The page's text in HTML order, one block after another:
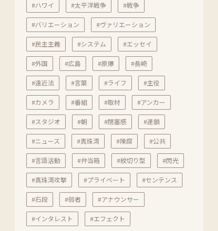
#ハワイ #太平洋戦争 #戦争
#バリエーション #ヴァリエーション
#民主主義 #システム #エッセイ
#外国 #広島 #原爆 #長崎
#遠近法 #言葉 #ライフ #主役
#カメラ #番組 #取材 #アンカー
#スタジオ #朝 #閉塞感 #連鎖
#ニュース #真珠湾 #陳腐 #公共
#言語活動 #弁当箱 #紋切り型 #閃光
#真珠湾攻撃 #プライベート #センテンス
#石段 #弱者 #アナウンサー
#インタレスト #エフェクト